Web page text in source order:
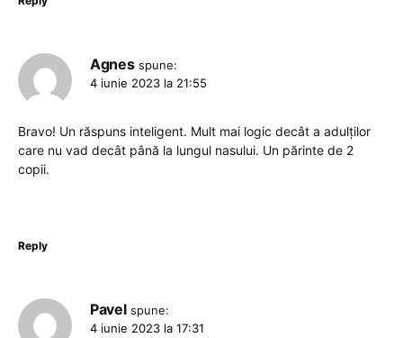
Agnes spune:
4 iunie 2023 la 21:55
Bravo! Un răspuns inteligent. Mult mai logic decât a adulților
care nu vad decât până la lungul nasului. Un părinte de 2
copii.
Reply
Pavel spune:
4 iunie 2023 la 17:31